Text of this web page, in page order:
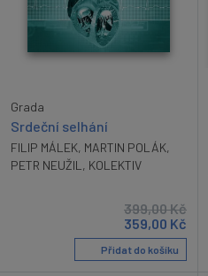
Grada
Srdeční selhání
FILIP MÁLEK, MARTIN POLÁK,
PETR NEUŽIL , KOLEKTIV
399,00Kč
359,00 Kč
Přidat do košíku